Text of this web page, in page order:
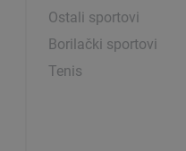
Ostali sportovi
Borilački sportovi
Tenis